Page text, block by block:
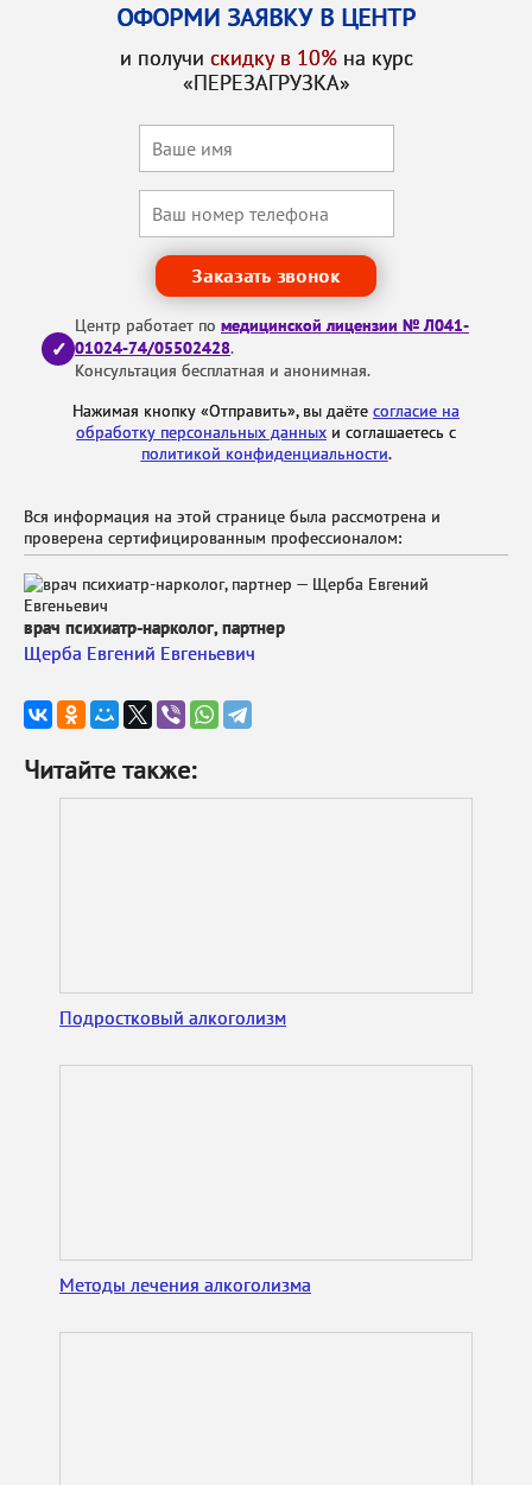
ОФОРМИ ЗАЯВКУ В ЦЕНТР
и получи скидку в 10%на курс
«ПЕРЕЗАГРУЗКА»
Заказать звонок
✓
Центр работает по медицинской лицензии № Л041-
01024-74/05502428.
Консультация бесплатная и анонимная.
Нажимая кнопку «Отправить», вы даёте согласие на
обработку персональных данных и соглашаетесь с
политикой конфиденциальности.
Вся информация на этой странице была рассмотрена и
проверена сертифицированным профессионалом:
врач психиатр-нарколог, партнер
Щерба Евгений Евгеньевич
Читайте также:
Подростковый алкоголизм
Методы лечения алкоголизма